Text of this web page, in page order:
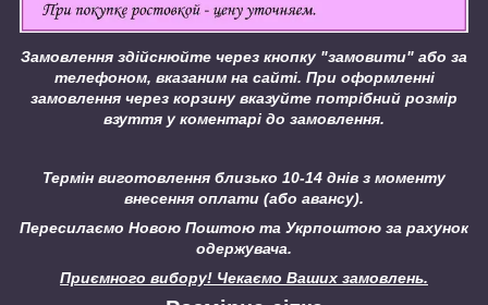
Замовлення здійснюйте через кнопку "замовити" або за
телефоном, вказаним на сайті. При оформленні
замовлення через корзину вказуйте потрібний розмір
взуття у коментарі до замовлення.
Термін виготовлення близько 10-14 днів з моменту
внесення оплати (або авансу).
Пересилаємо Новою Поштою та Укрпоштою за рахунок
одержувача.
Приємного вибору! Чекаємо Ваших замовлень.